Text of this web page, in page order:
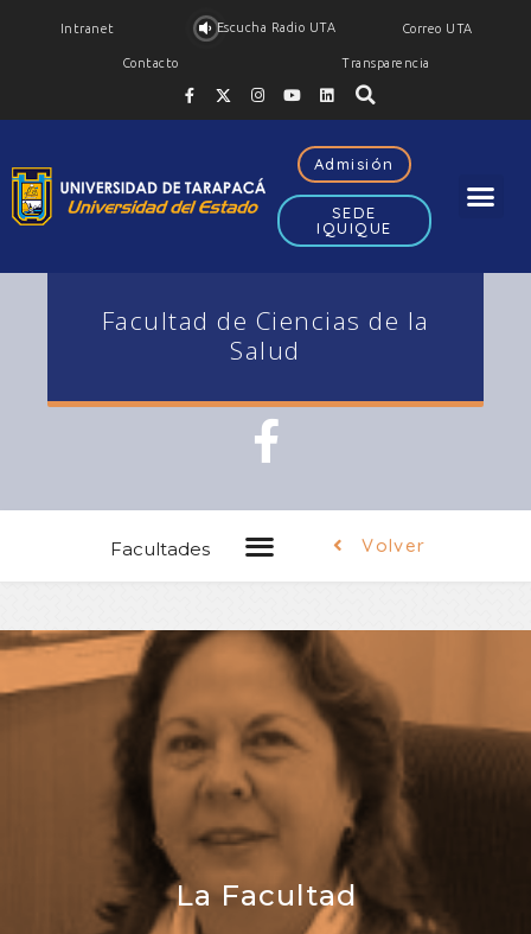
Intranet Escucha Radio UTA Correo UTA
Contacto Transparencia
Admisión
SEDE
IQUIQUE
Facultad de Ciencias de la
Salud
Facultades Volver
La Facultad